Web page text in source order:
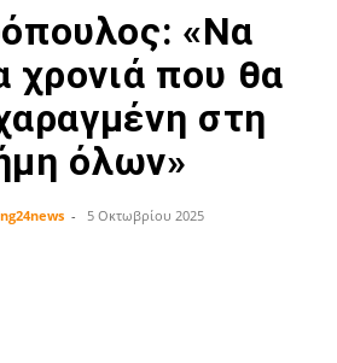
«Να
χρονιά που θα
στη
όλων»
- 5 Οκτωβρίου 2025